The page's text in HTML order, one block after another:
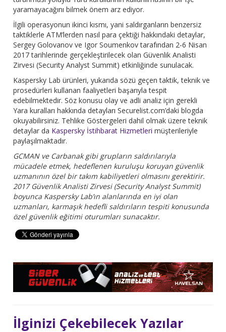
yaramayacağını bilmek önem arz ediyor.
İlgili operasyonun ikinci kısmı, yani saldırganların benzersiz
taktiklerle ATM’lerden nasıl para çektiği hakkındaki detaylar,
Sergey Golovanov ve Igor Soumenkov tarafından 2-6 Nisan
2017 tarihlerinde gerçekleştirilecek olan Güvenlik Analisti
Zirvesi (Security Analyst Summit) etkinliğinde sunulacak.
Kaspersky Lab ürünleri, yukarıda sözü geçen taktik, teknik ve
prosedürleri kullanan faaliyetleri başarıyla tespit
edebilmektedir. Söz konusu olay ve adli analiz için gerekli
Yara kuralları hakkında detayları Securelist.com’daki blogda
okuyabilirsiniz. Tehlike Göstergeleri dahil olmak üzere teknik
detaylar da Kaspersky İstihbarat Hizmetleri müşterileriyle
paylaşılmaktadır.
GCMAN ve Carbanak gibi grupların saldırılarıyla
mücadele etmek, hedeflenen kuruluşu koruyan güvenlik
uzmanının özel bir takım kabiliyetleri olmasını gerektirir.
2017 Güvenlik Analisti Zirvesi (Security Analyst Summit)
boyunca Kaspersky Lab’ın alanlarında en iyi olan
uzmanları, karmaşık hedefli saldırıların tespiti konusunda
özel güvenlik eğitimi oturumları sunacaktır.
İlginizi Çekebilecek Yazılar